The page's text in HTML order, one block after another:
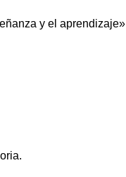
y el aprendizaje»